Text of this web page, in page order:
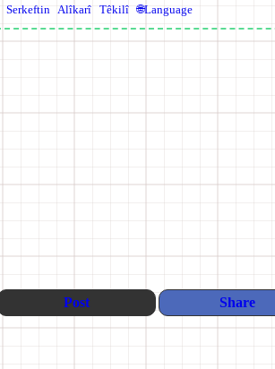
Serkeftin Alîkarî Têkilî 🌐Language
Post Share